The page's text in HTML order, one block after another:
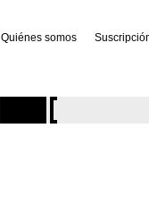
Quiénes somos